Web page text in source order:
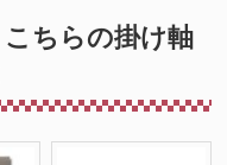
ちらの掛け軸